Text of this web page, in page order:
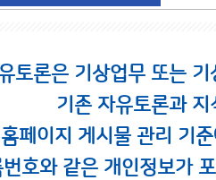
토론은 기상업무 또는
기존 자유토론과
페이지 게시물 관리 기
호와 같은 개인정보가